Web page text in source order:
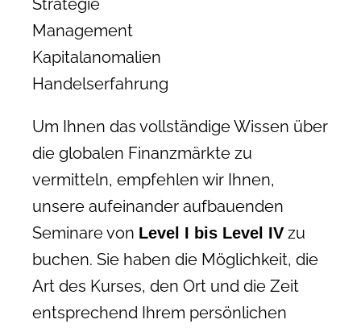
Strategie
Management
Kapitalanomalien
Handelserfahrung
Um Ihnen das vollständige Wissen über
die globalen Finanzmärkte zu
vermitteln, empfehlen wir Ihnen,
unsere aufeinander aufbauenden
Seminare von Level I bis Level IV zu
buchen. Sie haben die Möglichkeit, die
Art des Kurses, den Ort und die Zeit
entsprechend Ihrem persönlichen